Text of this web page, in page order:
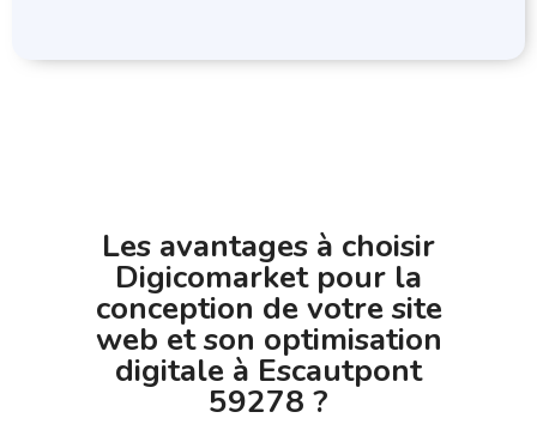
Les avantages à choisir
Digicomarket pour la
conception de votre site
web et son optimisation
digitale à Escautpont
59278 ?